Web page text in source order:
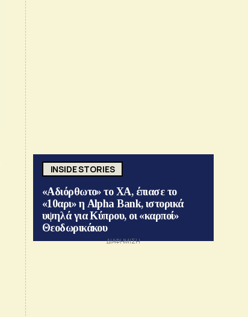
INSIDE STORIES
«Αδιόρθωτο» το ΧΑ, έπιασε το
«10αρι» η Alpha Bank, ιστορικά
υψηλά για Κύπρου, οι «καρποί»
Θεοδωρικάκου